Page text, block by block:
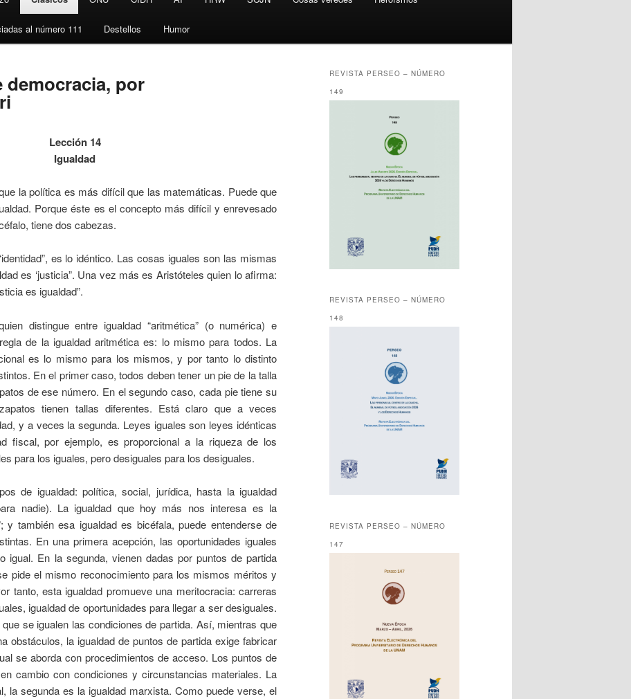
al número 111 Destellos Humor
democracia, por
Lección 14
Igualdad
la política es más difícil que las matemáticas. Puede que
Porque éste es el concepto más difícil y enrevesado
tiene dos cabezas.
es lo idéntico. Las cosas iguales son las mismas
es ‘justicia”. Una vez más es Aristóteles quien lo afirma:
es igualdad”.
distingue entre igualdad “aritmética” (o numérica) e
regla de la igualdad aritmética es: lo mismo para todos. La
es lo mismo para los mismos, y por tanto lo distinto
En el primer caso, todos deben tener un pie de la talla
de ese número. En el segundo caso, cada pie tiene su
tienen tallas diferentes. Está claro que a veces
y a veces la segunda. Leyes iguales son leyes idénticas
fiscal, por ejemplo, es proporcional a la riqueza de los
para los iguales, pero desiguales para los desiguales.
de igualdad: política, social, jurídica, hasta la igualdad
nadie). La igualdad que hoy más nos interesa es la
y también esa igualdad es bicéfala, puede entenderse de
En una primera acepción, las oportunidades iguales
igual. En la segunda, vienen dadas por puntos de partida
pide el mismo reconocimiento para los mismos méritos y
tanto, esta igualdad promueve una meritocracia: carreras
igualdad de oportunidades para llegar a ser desiguales.
se igualen las condiciones de partida. Así, mientras que
obstáculos, la igualdad de puntos de partida exige fabricar
se aborda con procedimientos de acceso. Los puntos de
cambio con condiciones y circunstancias materiales. La
la segunda es la igualdad marxista. Como puede verse, el
REVISTA PERSEO – NÚMERO
149
REVISTA PERSEO – NÚMERO
148
REVISTA PERSEO – NÚMERO
147